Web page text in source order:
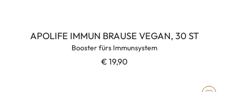
APOLIFE IMMUN BRAUSE VEGAN, 30 ST
Booster fürs Immunsystem
€ 19,90